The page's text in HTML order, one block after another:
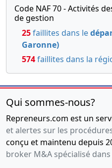
Code NAF 70 - Activités
de gestion
25faillites dans le
Garonne)
574faillites dans la
Qui sommes-nous?
Repreneurs.com est un
et alertes sur les
conçu et maintenu depuis
broker M&A spécialisé